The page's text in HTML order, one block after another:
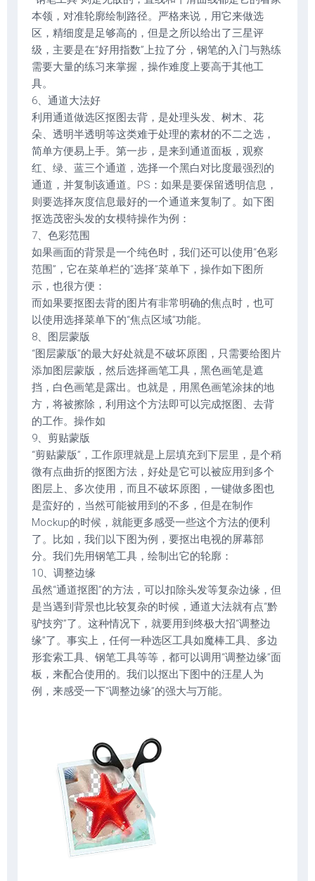
本领，对准轮廓绘制路径。严格来说，用它来做选
区，精细度是足够高的，但是之所以给出了三星评
级，主要是在“好用指数”上拉了分，钢笔的入门与熟练
需要大量的练习来掌握，操作难度上要高于其他工
具。
6、通道大法好
利用通道做选区抠图去背，是处理头发、树木、花
朵、透明半透明等这类难于处理的素材的不二之选，
简单方便易上手。第一步，是来到通道面板，观察
红、绿、蓝三个通道，选择一个黑白对比度最强烈的
通道，并复制该通道。PS：如果是要保留透明信息，
则要选择灰度信息最好的一个通道来复制了。如下图
抠选茂密头发的女模特操作为例：
7、色彩范围
如果画面的背景是一个纯色时，我们还可以使用“色彩
范围”，它在菜单栏的“选择”菜单下，操作如下图所
示，也很方便：
而如果要抠图去背的图片有非常明确的焦点时，也可
以使用选择菜单下的“焦点区域”功能。
8、图层蒙版
“图层蒙版”的最大好处就是不破坏原图，只需要给图片
添加图层蒙版，然后选择画笔工具，黑色画笔是遮
挡，白色画笔是露出。也就是，用黑色画笔涂抹的地
方，将被擦除，利用这个方法即可以完成抠图、去背
的工作。操作如
9、剪贴蒙版
“剪贴蒙版”，工作原理就是上层填充到下层里，是个稍
微有点曲折的抠图方法，好处是它可以被应用到多个
图层上、多次使用，而且不破坏原图，一键做多图也
是蛮好的，当然可能被用到的不多，但是在制作
Mockup的时候，就能更多感受一些这个方法的便利
了。比如，我们以下图为例，要抠出电视的屏幕部
分。我们先用钢笔工具，绘制出它的轮廓：
10、调整边缘
虽然“通道抠图”的方法，可以扣除头发等复杂边缘，但
是当遇到背景也比较复杂的时候，通道大法就有点“黔
驴技穷”了。这种情况下，就要用到终极大招“调整边
缘”了。事实上，任何一种选区工具如魔棒工具、多边
形套索工具、钢笔工具等等，都可以调用“调整边缘”面
板，来配合使用的。我们以抠出下图中的汪星人为
例，来感受一下“调整边缘”的强大与万能。